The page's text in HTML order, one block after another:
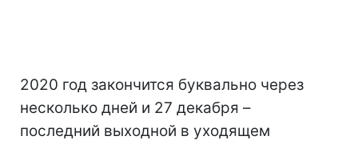
2020 год закончится буквально через
несколько дней и 27 декабря –
последний выходной в уходящем